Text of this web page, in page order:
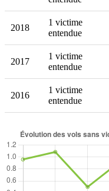
2018
1 victime
entendue
2017
1 victime
entendue
2016
1 victime
entendue